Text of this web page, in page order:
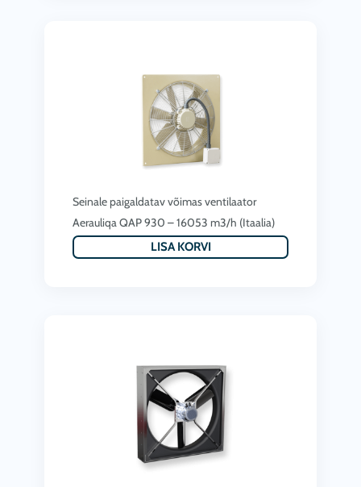
Seinale paigaldatav võimas ventilaator
Aerauliqa QAP 930 – 16053 m3/h (Itaalia)
LISA KORVI